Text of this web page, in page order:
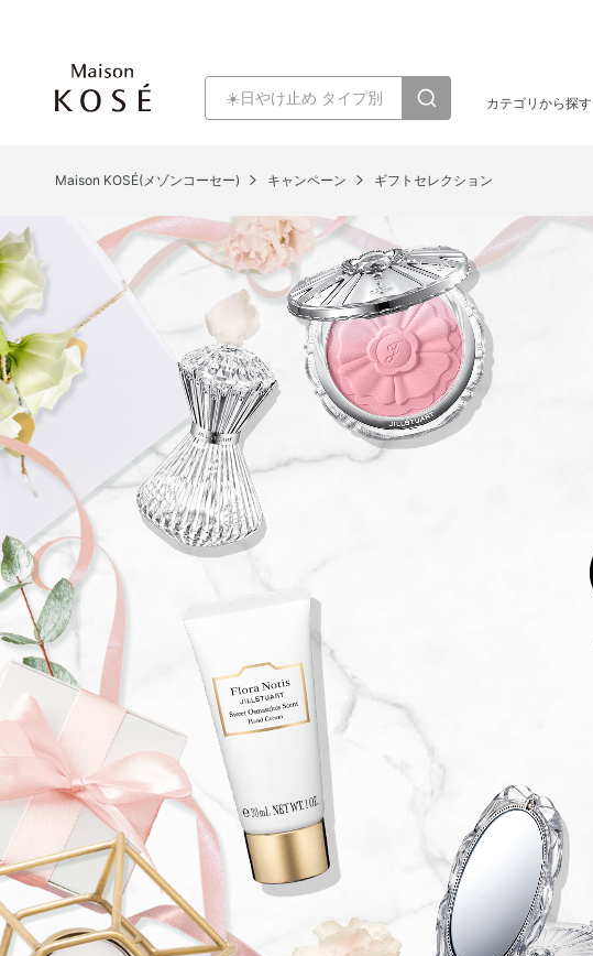
カテゴリから探す
Maison KOSÉ(メゾンコーセー) キャンペーン ギフトセレクション